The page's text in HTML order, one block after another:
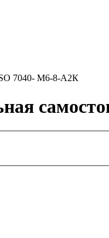
7040- M6-8-А2К